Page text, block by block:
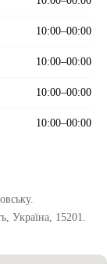
10:00–00:00
10:00–00:00
10:00–00:00
10:00–00:00
Україна, 15201.